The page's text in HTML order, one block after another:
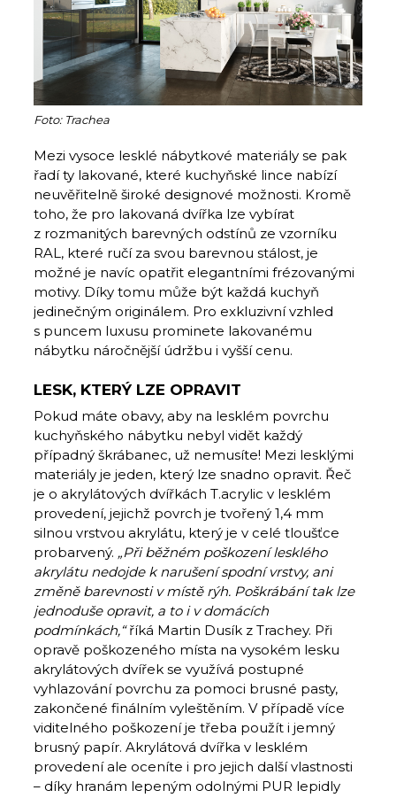
Foto: Trachea
Mezi vysoce lesklé nábytkové materiály se pak
řadí ty lakované, které kuchyňské lince nabízí
neuvěřitelně široké designové možnosti. Kromě
toho, že pro lakovaná dvířka lze vybírat
z rozmanitých barevných odstínů ze vzorníku
RAL, které ručí za svou barevnou stálost, je
možné je navíc opatřit elegantními frézovanými
motivy. Díky tomu může být každá kuchyň
jedinečným originálem. Pro exkluzivní vzhled
s puncem luxusu prominete lakovanému
nábytku náročnější údržbu i vyšší cenu.
LESK, KTERÝ LZE OPRAVIT
Pokud máte obavy, aby na lesklém povrchu
kuchyňského nábytku nebyl vidět každý
případný škrábanec, už nemusíte! Mezi lesklými
materiály je jeden, který lze snadno opravit. Řeč
je o akrylátových dvířkách T.acrylic v lesklém
provedení, jejichž povrch je tvořený 1,4 mm
silnou vrstvou akrylátu, který je v celé tloušťce
probarvený. „Při běžném poškození lesklého
akrylátu nedojde k narušení spodní vrstvy, ani
změně barevnosti v místě rýh. Poškrábání tak lze
jednoduše opravit, a to i v domácích
podmínkách,“říká Martin Dusík z Trachey. Při
opravě poškozeného místa na vysokém lesku
akrylátových dvířek se využívá postupné
vyhlazování povrchu za pomoci brusné pasty,
zakončené finálním vyleštěním. V případě více
viditelného poškození je třeba použít i jemný
brusný papír. Akrylátová dvířka v lesklém
provedení ale oceníte i pro jejich další vlastnosti
– díky hranám lepeným odolnými PUR lepidly